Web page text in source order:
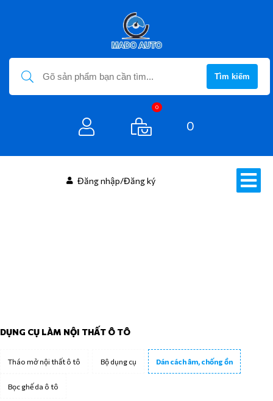
Tìm kiếm
0
0
Đăng nhập/Đăng ký
DỤNG CỤ LÀM NỘI THẤT Ô TÔ
Tháo mở nội thất ô tô Bộ dụng cụ Dán cách âm, chống ồn
Bọc ghế da ô tô